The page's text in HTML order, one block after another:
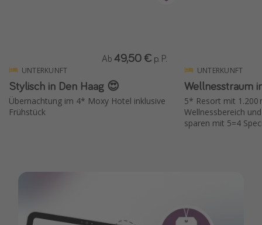
UNTERKUNFT
Stylisch in Den Haag 😍
Übernachtung im 4* Moxy Hotel inklusive
Frühstück
Ab 49,50 € p. P.
UNTERKUNFT
Wellnesstraum
5* Resort mit 1.200
Wellnessbereich
sparen mit 5=4